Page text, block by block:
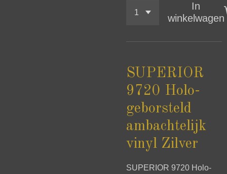
In
winkelwagen
SUPERIOR
9720 Holo-
geborsteld
ambachtelijk
vinyl Zilver
SUPERIOR 9720 Holo-